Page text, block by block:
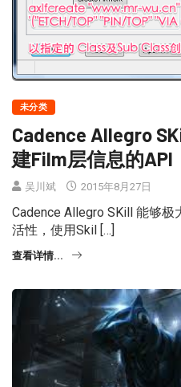
未分类
Cadence Allegro
建Film层信息的API
吴川斌 2015年8月27日
Cadence Allegro SKill 能够极
活性，使用Skil […]
查看详情...